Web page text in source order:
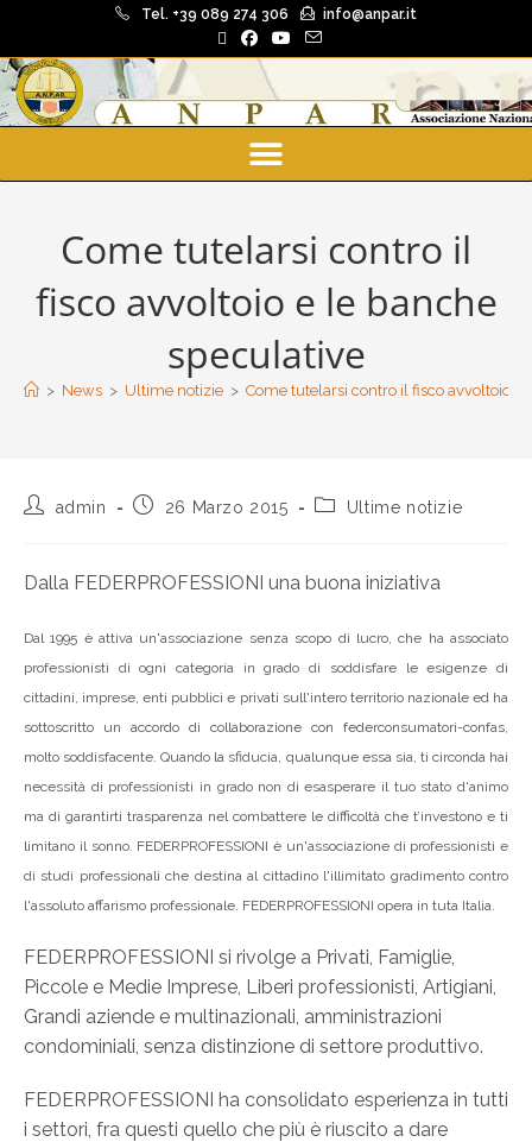
Tel. +39 089 274 306 info@anpar.it
Come tutelarsi contro il
fisco avvoltoio e le banche
speculative
> News > Ultime notizie > Come tutelarsi contro il fisco avvoltoio e
admin 26 Marzo 2015 Ultime notizie
Dalla FEDERPROFESSIONI una buona iniziativa
Dal 1995 è attiva un'associazione senza scopo di lucro, che ha associato
professionisti di ogni categoria in grado di soddisfare le esigenze di
cittadini, imprese, enti pubblici e privati sull'intero territorio nazionale ed ha
sottoscritto un accordo di collaborazione con federconsumatori-confas,
molto soddisfacente. Quando la sfiducia, qualunque essa sia, ti circonda hai
necessità di professionisti in grado non di esasperare il tuo stato d'animo
ma di garantirti trasparenza nel combattere le difficoltà che t’investono e ti
limitano il sonno. FEDERPROFESSIONI è un'associazione di professionisti e
di studi professionali che destina al cittadino l'illimitato gradimento contro
l'assoluto affarismo professionale. FEDERPROFESSIONI opera in tuta Italia.
FEDERPROFESSIONI si rivolge a Privati, Famiglie,
Piccole e Medie Imprese, Liberi professionisti, Artigiani,
Grandi aziende e multinazionali, amministrazioni
condominiali, senza distinzione di settore produttivo.
FEDERPROFESSIONI ha consolidato esperienza in tutti
i settori, fra questi quello che più è riuscito a dare